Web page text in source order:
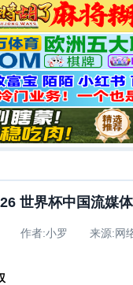
世界杯中国流媒
作者:小罗 来源:网